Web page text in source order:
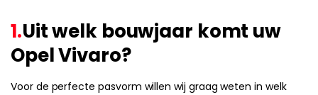
1.Uit welk bouwjaar komt uw
Opel Vivaro?
Voor de perfecte pasvorm willen wij graag weten in welk